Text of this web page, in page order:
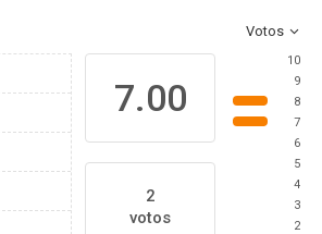
Votos
7.00
2
votos
10
9
8
7
6
5
4
3
2